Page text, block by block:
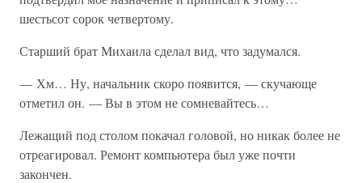
шестьсот сорок четвертому.
Старший брат Михаила сделал вид, что задумался.
— Хм… Ну, начальник скоро появится, — скучающе
отметил он. — Вы в этом не сомневайтесь…
Лежащий под столом покачал головой, но никак более не
отреагировал. Ремонт компьютера был уже почти
закончен.